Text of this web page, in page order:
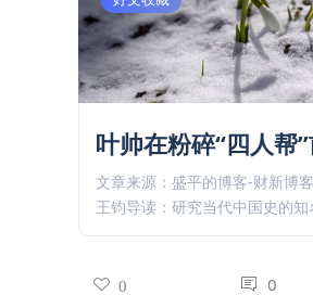
叶帅在粉碎“四人帮
文章来源：盛平的博客-财新博
王钧导读：研究当代中国史的
0 0